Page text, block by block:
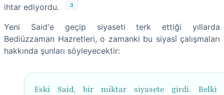
ihtar ediyordu. 3
Yeni Said'e geçip siyaseti terk ettiği yıllarda
Bediüzzaman Hazretleri, o zamanki bu siyasî çalışmaları
hakkında şunları söyleyecektir:
Eski Said, bir miktar siyasete girdi. Belki